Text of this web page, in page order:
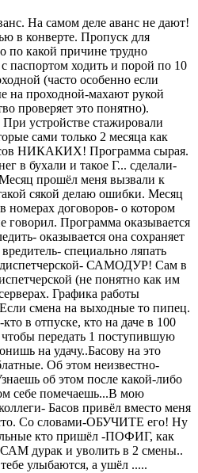
На самом деле аванс не дают!
в конверте. Пропуск для
по какой причине трудно
паспортом ходить и порой по 10
(часто особенно если
на проходной-махают рукой
проверяет это понятно).
устройстве стажировали
сами только 2 месяца как
НИКАКИХ! Программа сырая.
в бухали и такое Г... сделали-
прошёл меня вызвали к
сякой делаю ошибки. Месяц
договоров- о котором
говорил. Программа оказывается
оказывается она сохраняет
специально ляпать
диспетчерской- САМОДУР! Сам в
(не понятно как им
Графика работы
смена на выходные то пипец.
в отпуске, кто на даче в 100
передать 1 поступившую
на удачу..Басову на это
Об этом неизвестно-
об этом после какой-либо
себе помечаешь...В мою
Басов привёл вместо меня
Со словами-ОБУЧИТЕ его! Ну
кто пришёл -ПОФИГ, как
САМ дурак и уволить в 2 смены..
улыбаются, а ушёл .....